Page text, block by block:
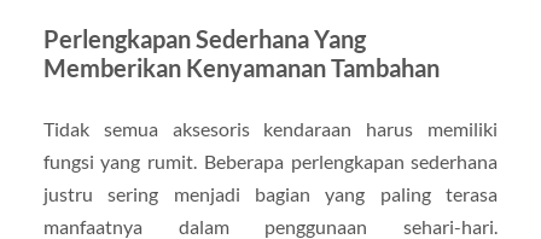
Perlengkapan Sederhana Yang
Memberikan Kenyamanan Tambahan
Tidak semua aksesoris kendaraan harus memiliki
fungsi yang rumit. Beberapa perlengkapan sederhana
justru sering menjadi bagian yang paling terasa
manfaatnya dalam penggunaan sehari-hari.